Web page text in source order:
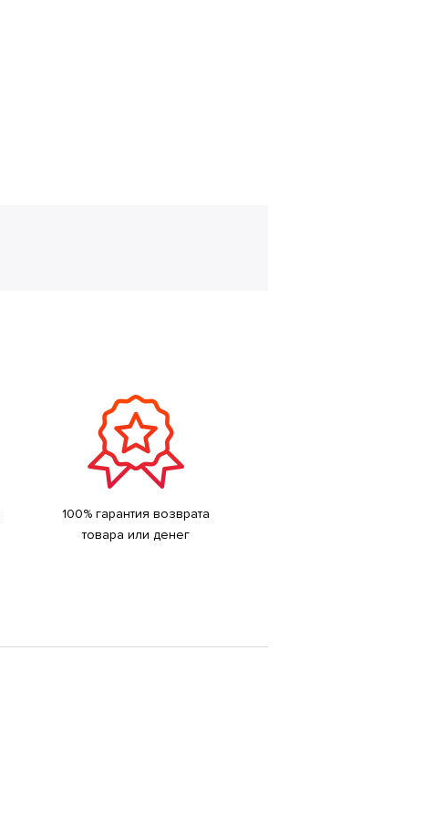
100% гарантия возврата
товара или денег